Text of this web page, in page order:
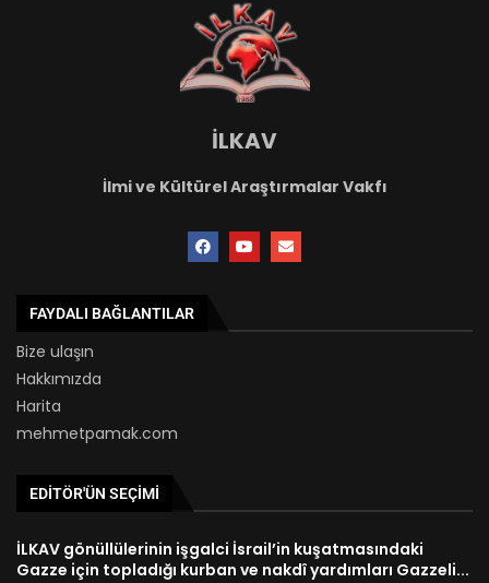
İLKAV
İlmi ve Kültürel Araştırmalar Vakfı
FAYDALI BAĞLANTILAR
Bize ulaşın
Hakkımızda
Harita
mehmetpamak.com
EDITÖR'ÜN SEÇIMI
İLKAV gönüllülerinin işgalci İsrail’in kuşatmasındaki
Gazze için topladığı kurban ve nakdî yardımları Gazzeli...